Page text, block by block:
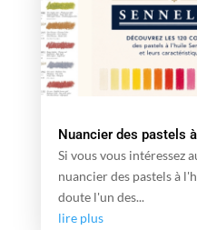
Nuancier des pastels
Si vous vous intéressez
nuancier des pastels à
doute l'un des...
lire plus